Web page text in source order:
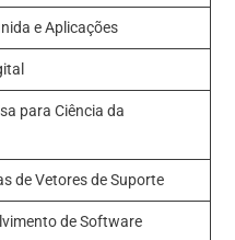
e Aplicações
para Ciência da
de Vetores de Suporte
de Software